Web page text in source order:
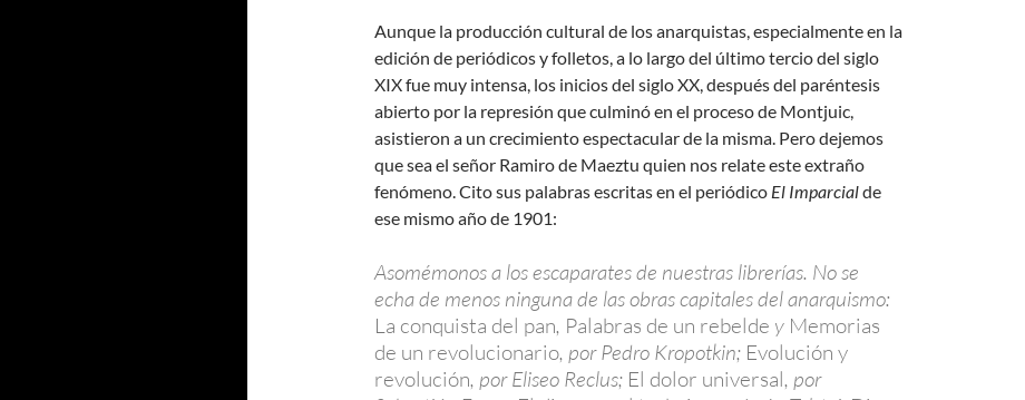
Aunque la producción cultural de los anarquistas, especialmente en la
edición de periódicos y folletos, a lo largo del último tercio del siglo
XIX fue muy intensa, los inicios del siglo XX, después del paréntesis
abierto por la represión que culminó en el proceso de Montjuic,
asistieron a un crecimiento espectacular de la misma. Pero dejemos
que sea el señor Ramiro de Maeztu quien nos relate este extraño
fenómeno. Cito sus palabras escritas en el periódico El Imparcialde
ese mismo año de 1901:
Asomémonos a los escaparates de nuestras librerías. No se
echa de menos ninguna de las obras capitales del anarquismo:
La conquista del pan, Palabras de un rebelde y Memorias
de un revolucionario, por Pedro Kropotkin; Evolución y
revolución, por Eliseo Reclus; El dolor universal, por